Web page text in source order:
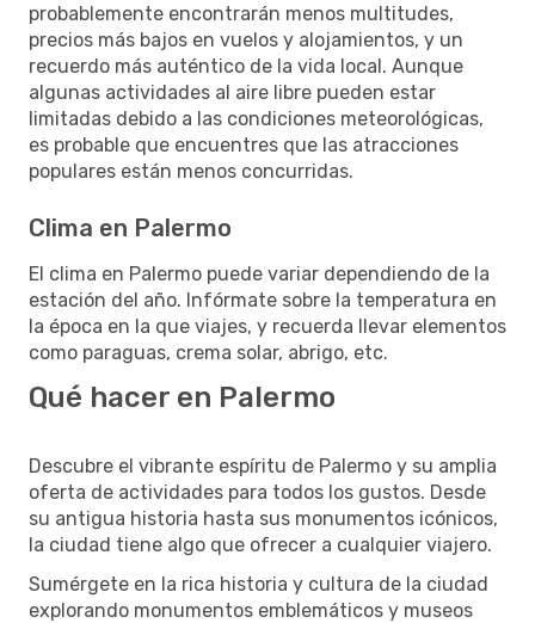
probablemente encontrarán menos multitudes,
precios más bajos en vuelos y alojamientos, y un
recuerdo más auténtico de la vida local. Aunque
algunas actividades al aire libre pueden estar
limitadas debido a las condiciones meteorológicas,
es probable que encuentres que las atracciones
populares están menos concurridas.
Clima en Palermo
El clima en Palermo puede variar dependiendo de la
estación del año. Infórmate sobre la temperatura en
la época en la que viajes, y recuerda llevar elementos
como paraguas, crema solar, abrigo, etc.
Qué hacer en Palermo
Descubre el vibrante espíritu de Palermo y su amplia
oferta de actividades para todos los gustos. Desde
su antigua historia hasta sus monumentos icónicos,
la ciudad tiene algo que ofrecer a cualquier viajero.
Sumérgete en la rica historia y cultura de la ciudad
explorando monumentos emblemáticos y museos